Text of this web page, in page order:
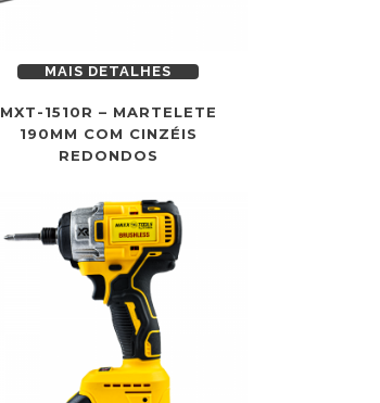
MAIS DETALHES
MXT-1510R – MARTELETE
190MM COM CINZÉIS
REDONDOS